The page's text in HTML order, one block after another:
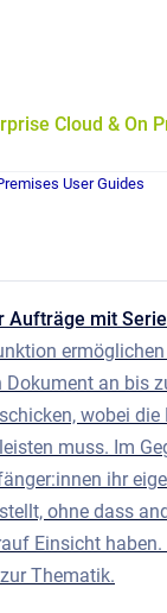
Cloud & On
User Guides
Aufträge mit
Dokument an bis
wobei die
muss. Im
ihr
ohne dass
Einsicht
Thematik.